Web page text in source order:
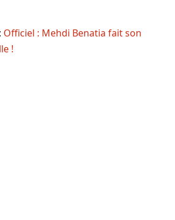
Officiel : Mehdi Benatia fait son
!